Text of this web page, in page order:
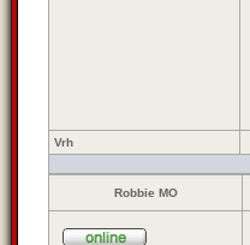
Vrh
Robbie MO